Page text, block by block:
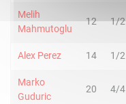
Melih
Mahmutoglu
12 1/2
Alex Perez 14 1/2
Marko
Guduric
20 4/4